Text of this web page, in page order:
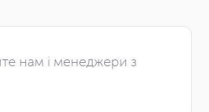
нам і менеджери з